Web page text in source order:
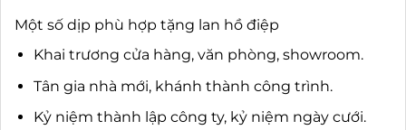
Một số dịp phù hợp tặng lan hồ điệp
Khai trương cửa hàng, văn phòng, showroom.
Tân gia nhà mới, khánh thành công trình.
Kỷ niệm thành lập công ty, kỷ niệm ngày cưới.